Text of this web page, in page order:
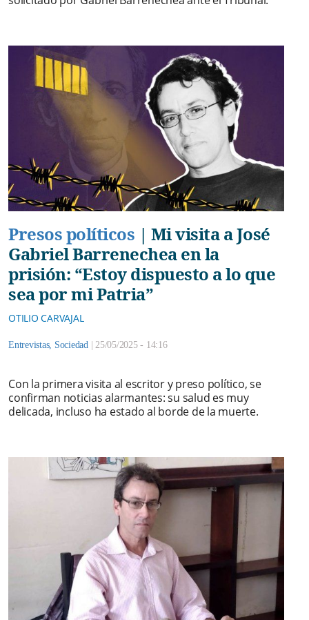
Presos políticos | Mi visita a José
Gabriel Barrenechea en la
prisión: “Estoy dispuesto a lo que
sea por mi Patria”
OTILIO CARVAJAL
Entrevistas, Sociedad | 25/05/2025 - 14:16
Con la primera visita al escritor y preso político, se
confirman noticias alarmantes: su salud es muy
delicada, incluso ha estado al borde de la muerte.